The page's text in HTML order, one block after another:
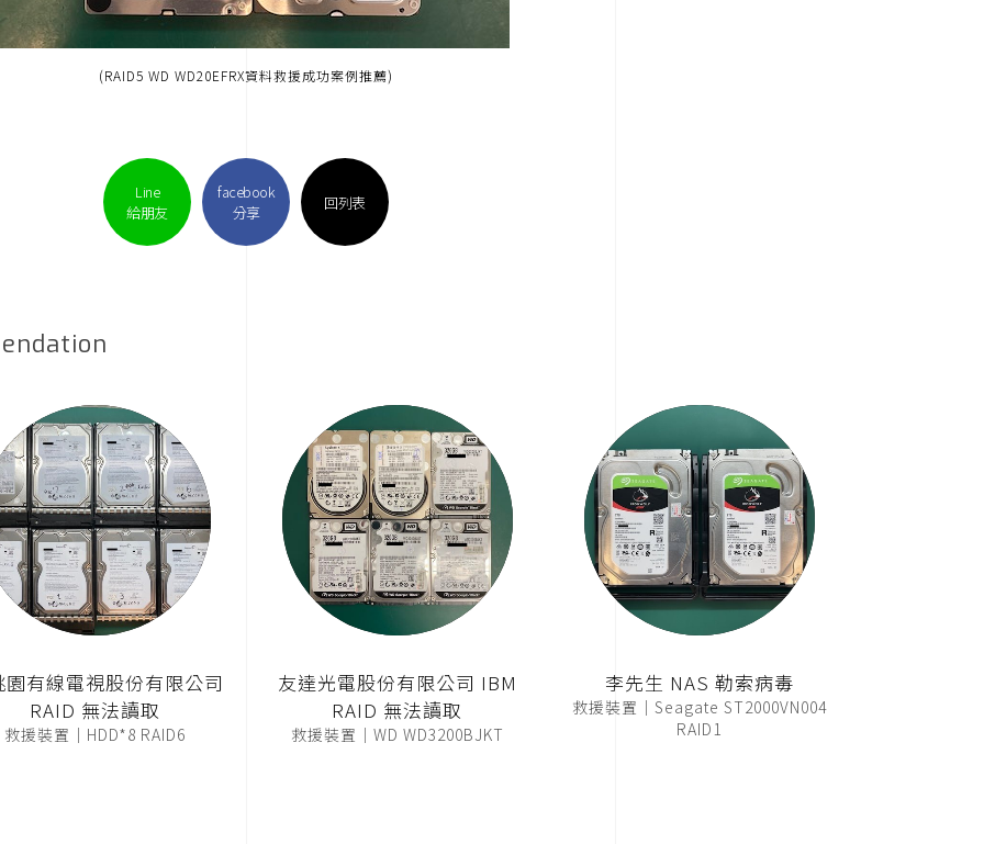
(RAID5 WD WD20EFRX資料救援成功案例推薦)
Line
給朋友
facebook
分享
回列表
園有線電視股份有限公司
RAID 無法讀取
救援裝置｜HDD*8 RAID6
友達光電股份有限公司 IBM
RAID 無法讀取
救援裝置｜WD WD3200BJKT
李先生 NAS 勒索病毒
救援裝置｜Seagate ST2000VN004
RAID1